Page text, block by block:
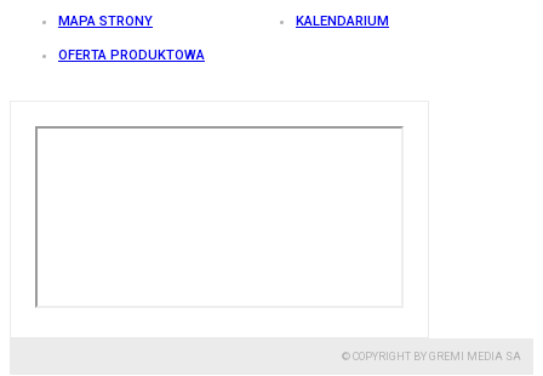
MAPA STRONY KALENDARIUM
OFERTA PRODUKTOWA
© COPYRIGHT BY GREMI MEDIA SA